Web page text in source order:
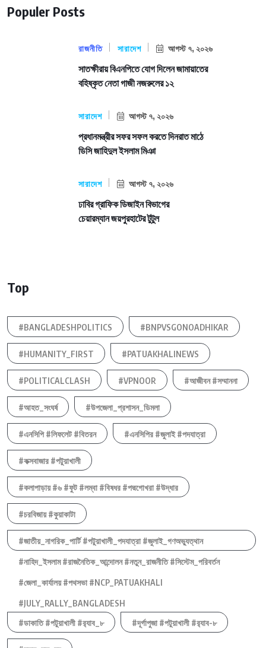
Populer Posts
রাজনীতি সারাদেশ আগস্ট ৭, ২০২৬
সাতক্ষীরায় বিএনপিতে যোগ দিলেন জামায়াতের
বহিষ্কৃত নেতা গাজী নজরুলের ১২
সারাদেশ আগস্ট ৭, ২০২৬
প্রধানমন্ত্রীর সফর সফল করতে দিনরাত মাঠে
ডিসি জাহিদুল ইসলাম মিঞা
সারাদেশ আগস্ট ৭, ২০২৬
ঢাবির গ্রাফিক ডিজাইন বিভাগের
চেয়ারম্যান জয়পুরহাটের টুটুল
Top
#BANGLADESHPOLITICS #BNPVSGONOADHIKAR
#HUMANITY_FIRST #PATUAKHALINEWS
#POLITICALCLASH #VPNOOR #আজীবন #সম্মাননা
#আহত_সংঘর্ষ #উপজেলা_প্রশাসন_ডিমলা
#এনসিপি #লিফলেট #বিতরন #এনসিপির #জুলাই #পদযাত্রা
#কক্সবাজার #পটুয়াখালী
#কলাপাড়ায় #৬ #ফুট #লম্বা #বিষধর #পদ্মগোখরা #উদ্ধার
#চরবিজায় #কুয়াকাটা
#জাতীয়_নাগরিক_পার্টি #পটুয়াখালী_পদযাত্রা #জুলাই_গণঅভ্যুত্থান
#নাহিদ_ইসলাম #রাজনৈতিক_আন্দোলন #নতুন_রাজনীতি #সিস্টেম_পরিবর্তন
#জেলা_কার্যালয় #পথসভা #NCP_PATUAKHALI
#JULY_RALLY_BANGLADESH
#ডাকাতি #পটুয়াখালী #র‍্যাব_৮
#দূর্গাপুজা #পটুয়াখালী #র‍্যাব-৮